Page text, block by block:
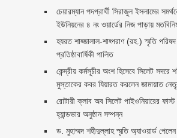
চেয়ারম্যান পদপ্রার্থী সিরাজুল ইসলামের
ইউনিয়নের ৪ নং ওয়ার্ডের নিজ পাড়ায়
হযরত শাহ্জালাল-শাহ্পরাণ (রহ.) স্মৃতি
প্রতিষ্ঠাবার্ষিকী পালিত ‎​
কেন্দ্রীয় কর্মসূচীর অংশ হিসেবে সিলেট সদরে
মুস্তাকের কবর যিয়ারত করলেন জামায়াত
রোটারী ক্লাব অব সিলেট পাইওনিয়ারের
হ্যান্ডভার অনুষ্ঠান সম্পন্ন
ড. মুহাম্মদ শহীদুল্লাহ স্মৃতি অ্যাওয়ার্ড পেলেন